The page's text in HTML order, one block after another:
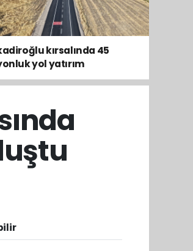
kırsalında 45
yol yatırım